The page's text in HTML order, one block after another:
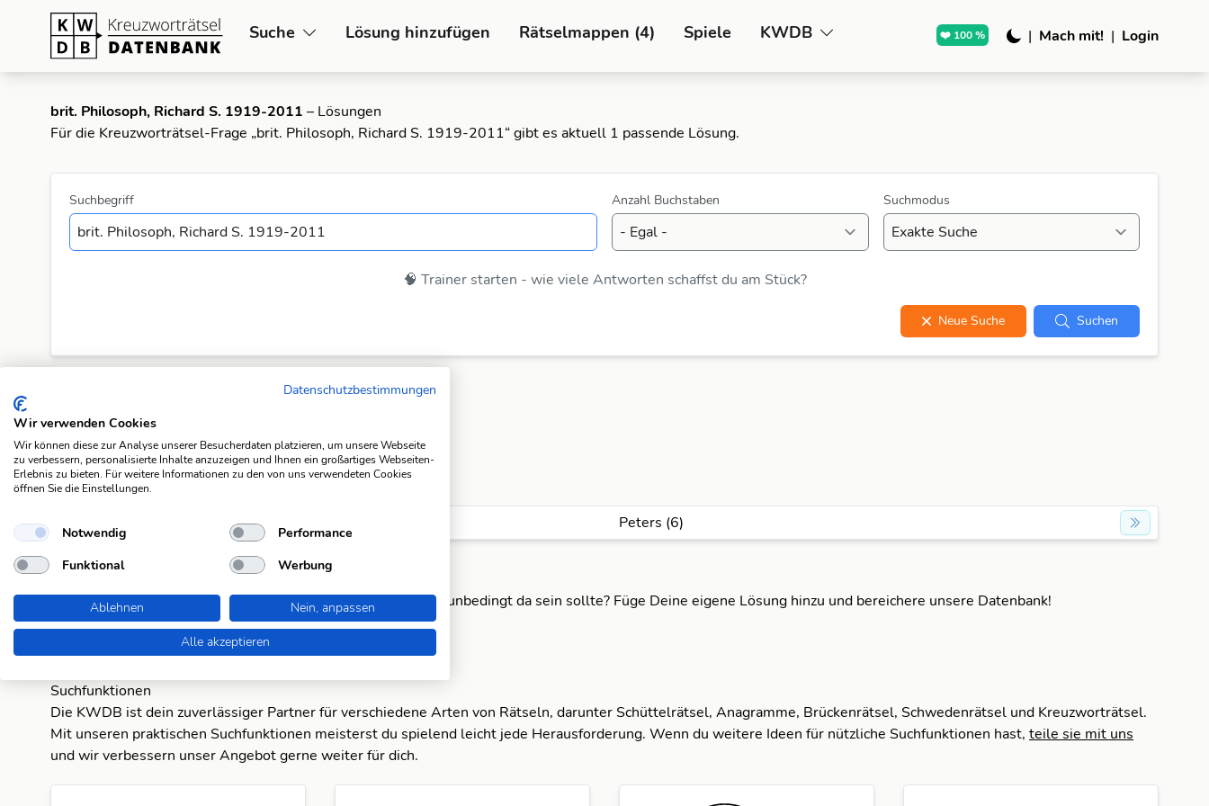
Suche Lösung hinzufügen Rätselmappen (4) Spiele KWDB ❤️ 100 % | Mach mit! | Login
brit. Philosoph, Richard S. 1919-2011 – Lösungen
Für die Kreuzworträtsel-Frage „brit. Philosoph, Richard S. 1919-2011“ gibt es aktuell 1 passende Lösung.
Suchbegriff Anzahl Buchstaben Suchmodus
🧠 Trainer starten - wie viele Antworten schaffst du am Stück?
Neue Suche Suchen
Suchergebnisse
brit. Philosoph, Richard S. 1919-2011 Peters (6)
Fehlt bei dieser Frage eine Lösung, die Deiner Meinung nach unbedingt da sein sollte? Füge Deine eigene Lösung hinzu und bereichere unsere Datenbank!
Mach mit und registriere dich! oder melde dich an
Suchfunktionen
Die KWDB ist dein zuverlässiger Partner für verschiedene Arten von Rätseln, darunter Schüttelrätsel, Anagramme, Brückenrätsel, Schwedenrätsel und Kreuzworträtsel.
Mit unseren praktischen Suchfunktionen meisterst du spielend leicht jede Herausforderung. Wenn du weitere Ideen für nützliche Suchfunktionen hast, teile sie mit uns
und wir verbessern unser Angebot gerne weiter für dich.
Datenschutzbestimmungen
Wir verwenden Cookies
Wir können diese zur Analyse unserer Besucherdaten platzieren, um unsere Webseite
zu verbessern, personalisierte Inhalte anzuzeigen und Ihnen ein großartiges Webseiten-
Erlebnis zu bieten. Für weitere Informationen zu den von uns verwendeten Cookies
öffnen Sie die Einstellungen.
Notwendig
Performance
Funktional
Werbung
Ablehnen
Nein, anpassen
Alle akzeptieren